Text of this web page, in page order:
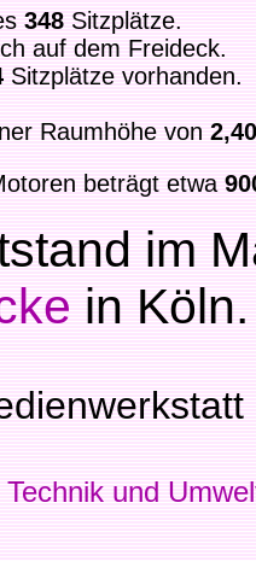
348Sitzplätze.
auf dem Freideck.
Sitzplätze vorhanden.
Raumhöhe von
beträgt etwa
im
in Köln.
und